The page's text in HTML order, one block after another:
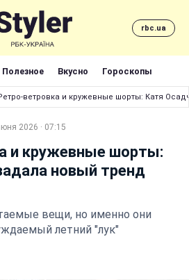
rbc.ua
Полезное Вкусно Гороскопы
ветровка и кружевные шорты: Катя
2026 · 07:15
и кружевные шорты:
новый тренд
вещи, но именно они
летний "лук"